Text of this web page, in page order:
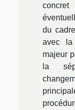
du
avec la
majeur
la